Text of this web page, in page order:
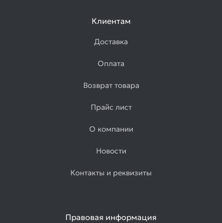
Клиентам
Доставка
Оплата
Возврат товара
Прайс лист
О компании
Новости
Контакты и реквизиты
Правовая информация